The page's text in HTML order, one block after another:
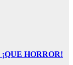
HORROR!